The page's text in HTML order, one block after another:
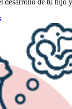
desarrollo de tu hijo